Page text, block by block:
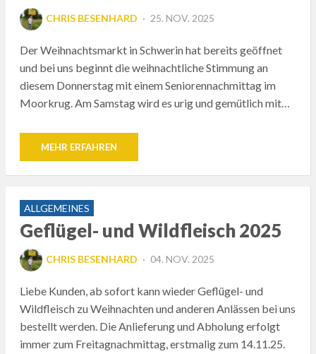
CHRIS BESENHARD
POSTED
25. NOV. 2025
Der Weihnachtsmarkt in Schwerin hat bereits geöffnet
und bei uns beginnt die weihnachtliche Stimmung an
diesem Donnerstag mit einem Seniorennachmittag im
Moorkrug. Am Samstag wird es urig und gemütlich mit…
MEHR ERFAHREN
ALLGEMEINES
Geflügel- und Wildfleisch 2025
CHRIS BESENHARD
POSTED
04. NOV. 2025
Liebe Kunden, ab sofort kann wieder Geflügel- und
Wildfleisch zu Weihnachten und anderen Anlässen bei uns
bestellt werden. Die Anlieferung und Abholung erfolgt
immer zum Freitagnachmittag, erstmalig zum 14.11.25.